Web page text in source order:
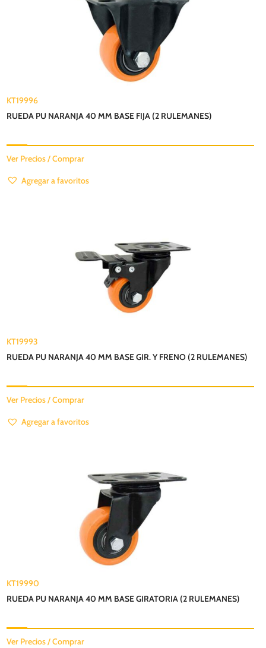
KT19996
RUEDA PU NARANJA 40 MM BASE FIJA (2 RULEMANES)
Ver Precios / Comprar
Agregar a favoritos
KT19993
RUEDA PU NARANJA 40 MM BASE GIR. Y FRENO (2 RULEMANES)
Ver Precios / Comprar
Agregar a favoritos
KT19990
RUEDA PU NARANJA 40 MM BASE GIRATORIA (2 RULEMANES)
Ver Precios / Comprar